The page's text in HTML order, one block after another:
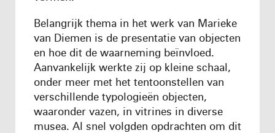
Belangrijk thema in het werk van Marieke
van Diemen is de presentatie van objecten
en hoe dit de waarneming beïnvloed.
Aanvankelijk werkte zij op kleine schaal,
onder meer met het tentoonstellen van
verschillende typologieën objecten,
waaronder vazen, in vitrines in diverse
musea. Al snel volgden opdrachten om dit